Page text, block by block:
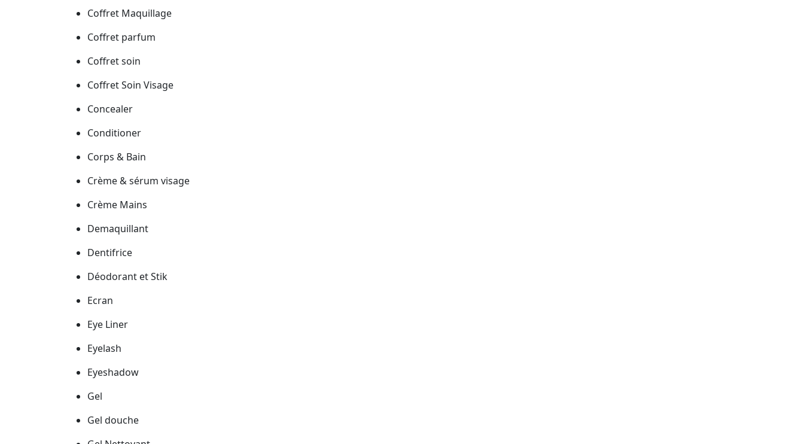
Coffret Maquillage
Coffret parfum
Coffret soin
Coffret Soin Visage
Concealer
Conditioner
Corps & Bain
Crème & sérum visage
Crème Mains
Demaquillant
Dentifrice
Déodorant et Stik
Ecran
Eye Liner
Eyelash
Eyeshadow
Gel
Gel douche